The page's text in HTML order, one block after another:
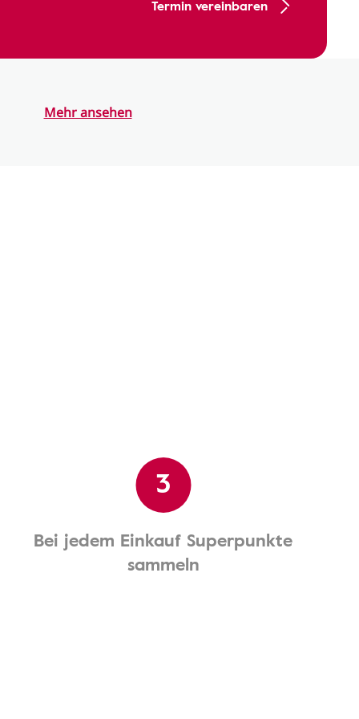
Termin vereinbaren
Mehr ansehen
3
Bei jedem Einkauf Superpunkte
sammeln